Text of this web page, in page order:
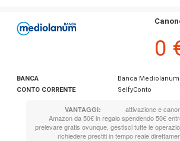
BANCA
Banca Mediolanum
CONTO CORRENTE
SelfyConto
VANTAGGI:
attivazione e
Amazon da 50€ in regalo spendendo 50€
prelevare gratis ovunque, gestisci tutte le
richiedere prestiti in tempo reale
0